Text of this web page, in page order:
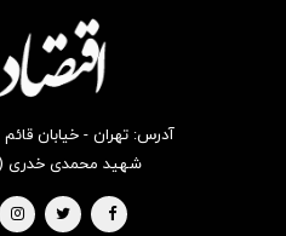
آدرس: تهران - خیابان قائم
شهید محمدی خدری